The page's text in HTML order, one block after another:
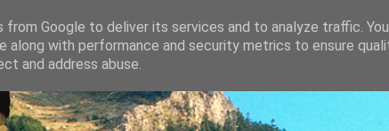
from Google to deliver its services and to analyze traffic.
along with performance and security metrics to ensure
and address abuse.